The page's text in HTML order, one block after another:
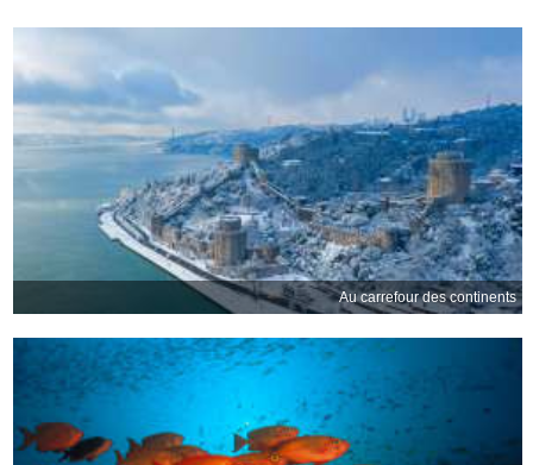
Au carrefour des continents